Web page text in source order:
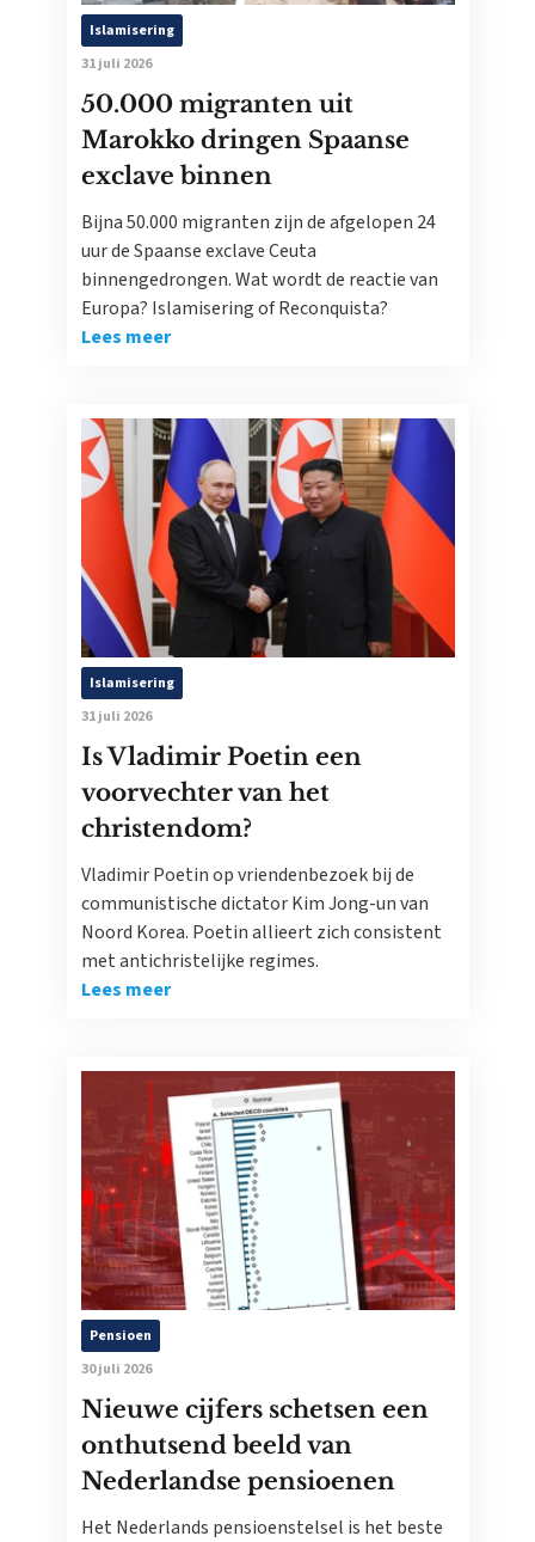
Islamisering
31 juli 2026
50.000 migranten uit
Marokko dringen Spaanse
exclave binnen
Bijna 50.000 migranten zijn de afgelopen 24
uur de Spaanse exclave Ceuta
binnengedrongen. Wat wordt de reactie van
Europa? Islamisering of Reconquista?
Lees meer
Islamisering
31 juli 2026
Is Vladimir Poetin een
voorvechter van het
christendom?
Vladimir Poetin op vriendenbezoek bij de
communistische dictator Kim Jong-un van
Noord Korea. Poetin allieert zich consistent
met antichristelijke regimes.
Lees meer
Pensioen
30 juli 2026
Nieuwe cijfers schetsen een
onthutsend beeld van
Nederlandse pensioenen
Het Nederlands pensioenstelsel is het beste